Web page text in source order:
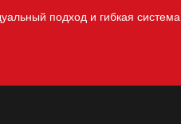
подход и гибкая система